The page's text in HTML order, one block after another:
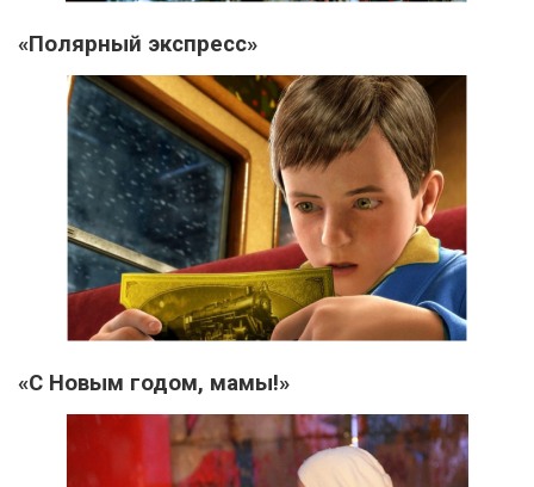
«Полярный экспресс»
«С Новым годом, мамы!»